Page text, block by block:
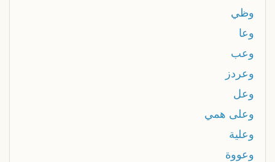
وظي
وعا
وعب
وعردز
وعل
وعلى همي
وعلية
وعووة